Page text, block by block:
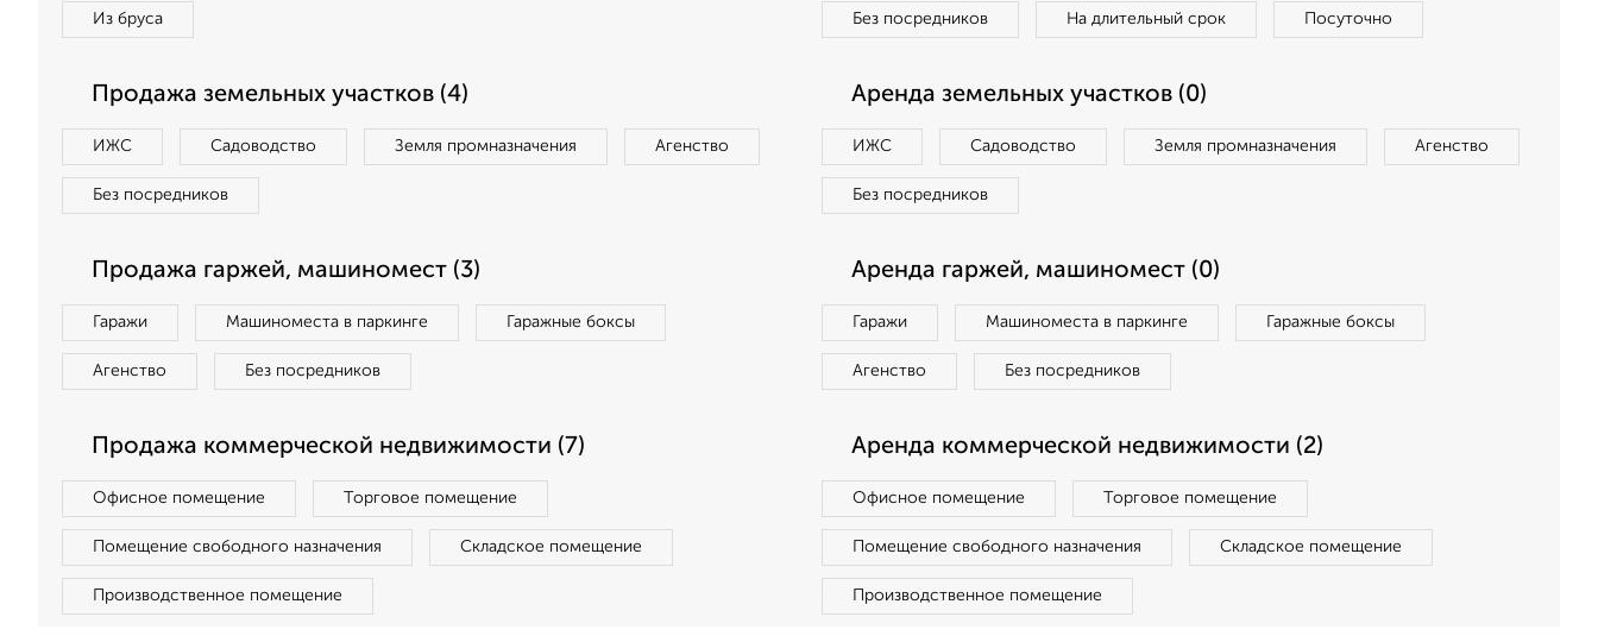
Из бруса Без посредников На длительный срок Посуточно
Продажа земельных участков (4)
ИЖС Садоводство Земля промназначения Агенство
Без посредников
Аренда земельных участков (0)
ИЖС Садоводство Земля промназначения Агенство
Без посредников
Продажа гаржей, машиномест (3)
Гаражи Машиноместа в паркинге Гаражные боксы
Агенство Без посредников
Аренда гаржей, машиномест (0)
Гаражи Машиноместа в паркинге Гаражные боксы
Агенство Без посредников
Продажа коммерческой недвижимости (7)
Офисное помещение Торговое помещение
Помещение свободного назначения Складское помещение
Производственное помещение
Аренда коммерческой недвижимости (2)
Офисное помещение Торговое помещение
Помещение свободного назначения Складское помещение
Производственное помещение